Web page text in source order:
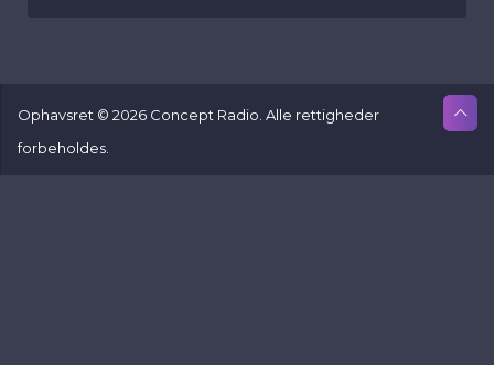
Ophavsret © 2026 Concept Radio. Alle rettigheder
forbeholdes.